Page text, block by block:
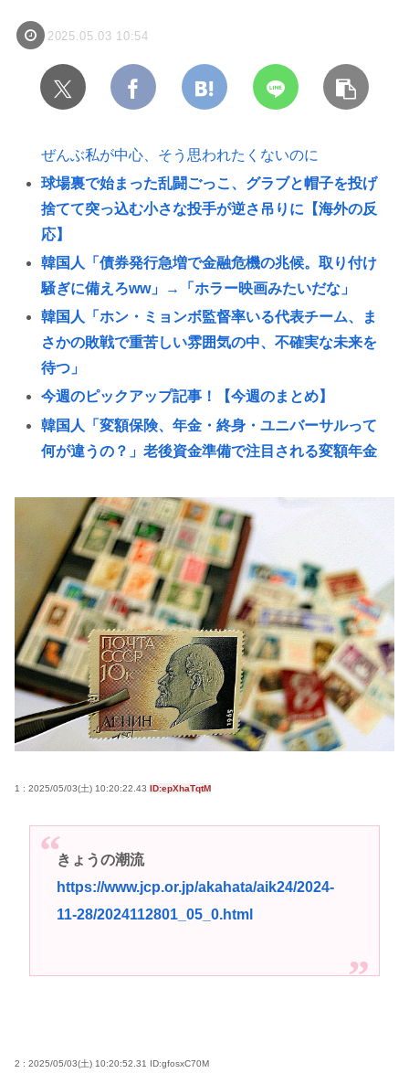
2025.05.03 10:54
ぜんぶ私が中心、そう思われたくないのに
球場裏で始まった乱闘ごっこ、グラブと帽子を投げ
捨てて突っ込む小さな投手が逆さ吊りに【海外の反
応】
韓国人「債券発行急増で金融危機の兆候。取り付け
騒ぎに備えろww」→「ホラー映画みたいだな」
韓国人「ホン・ミョンボ監督率いる代表チーム、ま
さかの敗戦で重苦しい雰囲気の中、不確実な未来を
待つ」
今週のピックアップ記事！【今週のまとめ】
韓国人「変額保険、年金・終身・ユニバーサルって
何が違うの？」老後資金準備で注目される変額年金
境がないと出来るわけがない」
Every Little Thingがデビュー30周年で楽曲人気投票
サイトを開設 俺はもちろんFace the Changeに入れ
てきたぞ
【大甲子園】被災地熊本県が涙 初出場の熊本代表有
明高校、京都立命館に9回裏2アウトから逆転勝利
X「B’z、ミスチル、サザン、ドリカム、スピッツが
まだ現役なの凄いよな。今の歌手が30年後にやれて
るだろうか？」
女子高生がプロ野球選手を目指す漫画、ついに発見
サイン入りドラム・スティックをプレゼントw
若くて美人なママと親友の淫らな行為内容を毎回聞
かされる「女神の加護を受けしママのサーガ」3巻 今
ガチで “ママ” ブーム来てるよな
【高市動画】こういうオスガキってどうやったら産
Powered by livedoor 相互RSS
1 : 2025/05/03(土) 10:20:22.43 ID:epXhaTqtM
きょうの潮流
https://www.jcp.or.jp/akahata/aik24/2024-
11-28/2024112801_05_0.html
2 : 2025/05/03(土) 10:20:52.31 ID:gfosxC70M